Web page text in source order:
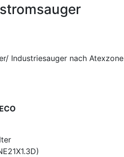
Industriesauger nach Atexzone